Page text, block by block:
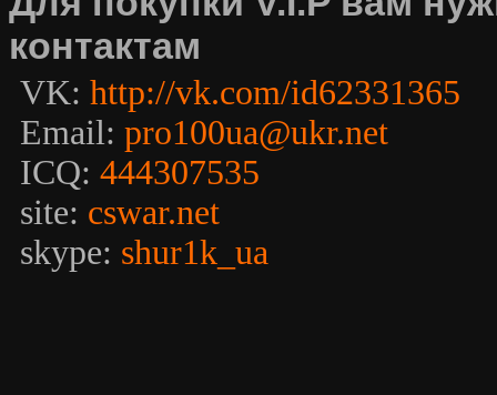
контактам
VK: http://vk.com/id62331365
Email: pro100ua@ukr.net
ICQ: 444307535
site: cswar.net
skype: shur1k_ua